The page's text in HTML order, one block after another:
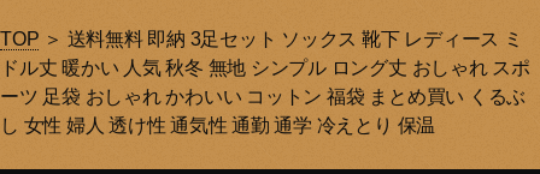
TOP ＞ 送料無料 即納 3足セット ソックス 靴下 レディース ミ
ドル丈 暖かい 人気 秋冬 無地 シンプル ロング丈 おしゃれ スポ
ーツ 足袋 おしゃれ かわいい コットン 福袋 まとめ買い くるぶ
し 女性 婦人 透け性 通気性 通勤 通学 冷えとり 保温